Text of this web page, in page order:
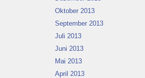
Oktober 2013
September 2013
Juli 2013
Juni 2013
Mai 2013
April 2013